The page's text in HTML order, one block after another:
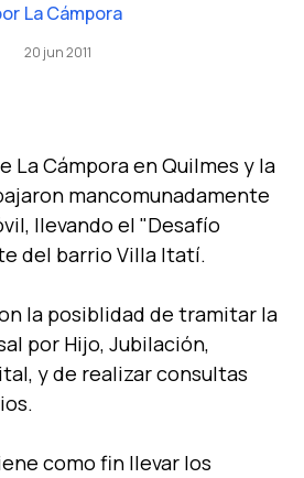
La Cámpora
20 jun 2011
La Cámpora en Quilmes y la
mancomunadamente
llevando el "Desafí­o
del barrio Villa Itatí­.
la posiblidad de tramitar la
por Hijo, Jubilación,
y de realizar consultas
como fin llevar los